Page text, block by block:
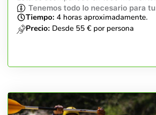
Tenemos todo lo necesario para
Tiempo: 4 horas aproximadamente.
Precio: Desde 55 € por persona